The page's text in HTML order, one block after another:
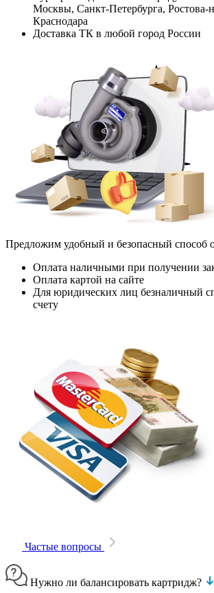
Москвы, Санкт-Петербурга, Ростова-
Краснодара
Доставка ТК в любой город России
Предложим удобный и безопасный способ
Оплата наличными при получении
Оплата картой на сайте
Для юридических лиц безналичный
счету
Частые вопросы
Нужно ли балансировать картридж?